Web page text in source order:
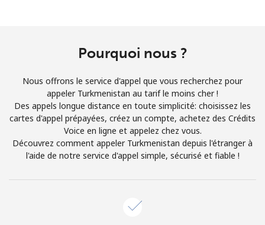
Bonjour!
Identifiez-vous ouINSCRIVEZ-VOUS →
Pourquoi nous ?
Nous offrons le service d'appel que vous recherchez pour
appeler Turkmenistan au tarif le moins cher !
Des appels longue distance en toute simplicité: choisissez les
cartes d'appel prépayées, créez un compte, achetez des Crédits
Voice en ligne et appelez chez vous.
Découvrez comment appeler Turkmenistan depuis l'étranger à
l'aide de notre service d'appel simple, sécurisé et fiable !